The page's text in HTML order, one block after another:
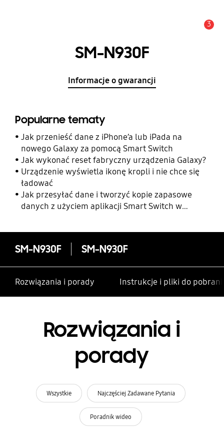
3
SM-N930F
Informacje o gwarancji
Popularne tematy
Jak przenieść dane z iPhone’a lub iPada na
nowego Galaxy za pomocą Smart Switch
Jak wykonać reset fabryczny urządzenia Galaxy?
Urządzenie wyświetla ikonę kropli i nie chce się
ładować
Jak przesyłać dane i tworzyć kopie zapasowe
danych z użyciem aplikacji Smart Switch w
SM-N930F SM-N930F
Rozwiązania i porady Instrukcje i pliki do
Rozwiązania i
porady
Wszystkie Najczęściej Zadawane Pytania
Poradnik wideo